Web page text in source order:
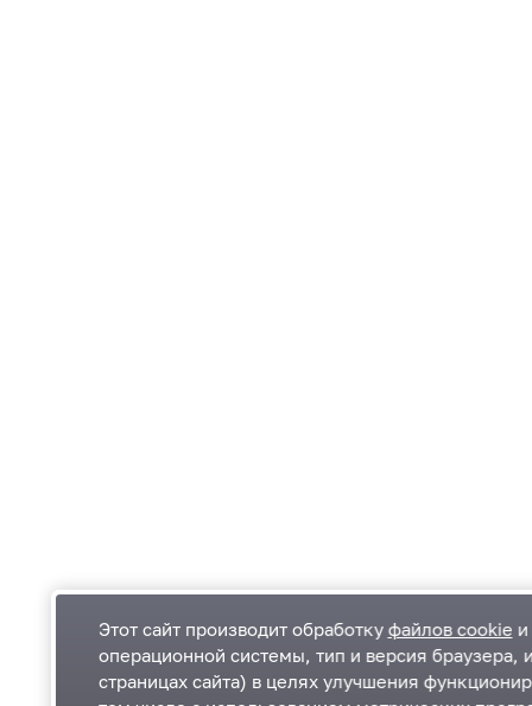
Одинцовский городской округ Московской
Этот сайт производит обработку файлов cookie
операционной системы, тип и версия браузера,
страницах сайта) в целях улучшения